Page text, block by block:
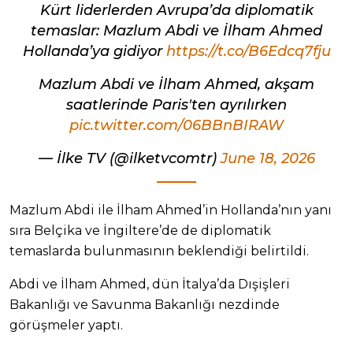
Kürt liderlerden Avrupa’da diplomatik
temaslar: Mazlum Abdi ve İlham Ahmed
Hollanda’ya gidiyorhttps://t.co/B6Edcq7fju
Mazlum Abdi ve İlham Ahmed, akşam
saatlerinde Paris'ten ayrılırken
pic.twitter.com/06BBnBIRAW
— İlke TV (@ilketvcomtr)June 18, 2026
Mazlum Abdi ile İlham Ahmed’in Hollanda’nın yanı
sıra Belçika ve İngiltere’de de diplomatik
temaslarda bulunmasının beklendiği belirtildi.
Abdi ve İlham Ahmed, dün İtalya’da Dışişleri
Bakanlığı ve Savunma Bakanlığı nezdinde
görüşmeler yaptı.